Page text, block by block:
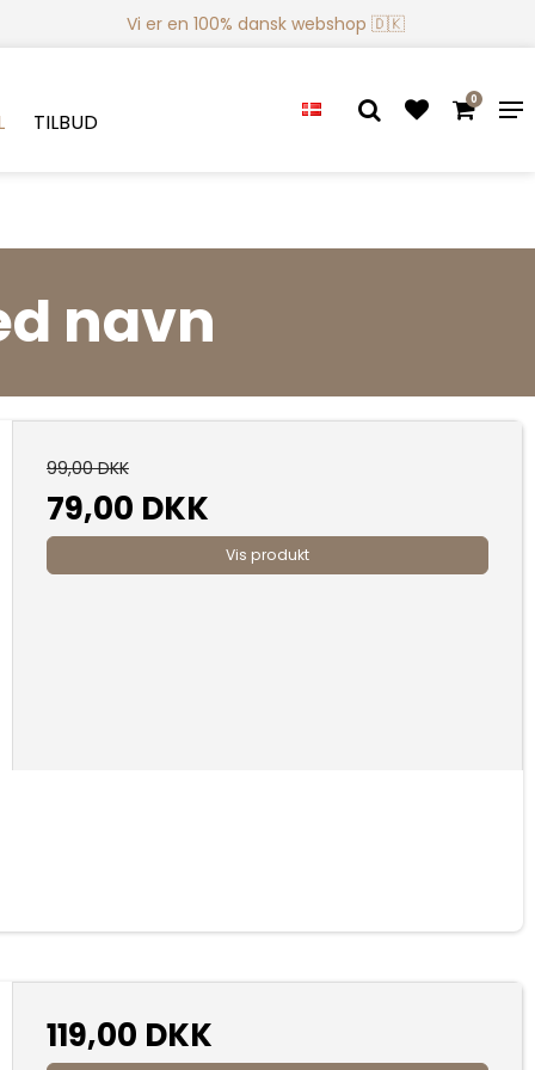
Vi er en 100% dansk webshop 🇩🇰
TILBUD
0
navn
99,00 DKK
79,00 DKK
Vis produkt
119,00 DKK